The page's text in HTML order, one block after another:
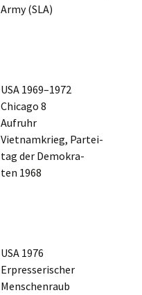
Army (SLA)
USA 1969–1972
Chica­go 8
Aufruhr
Vietnam­krieg, Partei­
tag der Demokra­
ten 1968
USA 1976
Erpres­se­ri­scher
Menschenraub